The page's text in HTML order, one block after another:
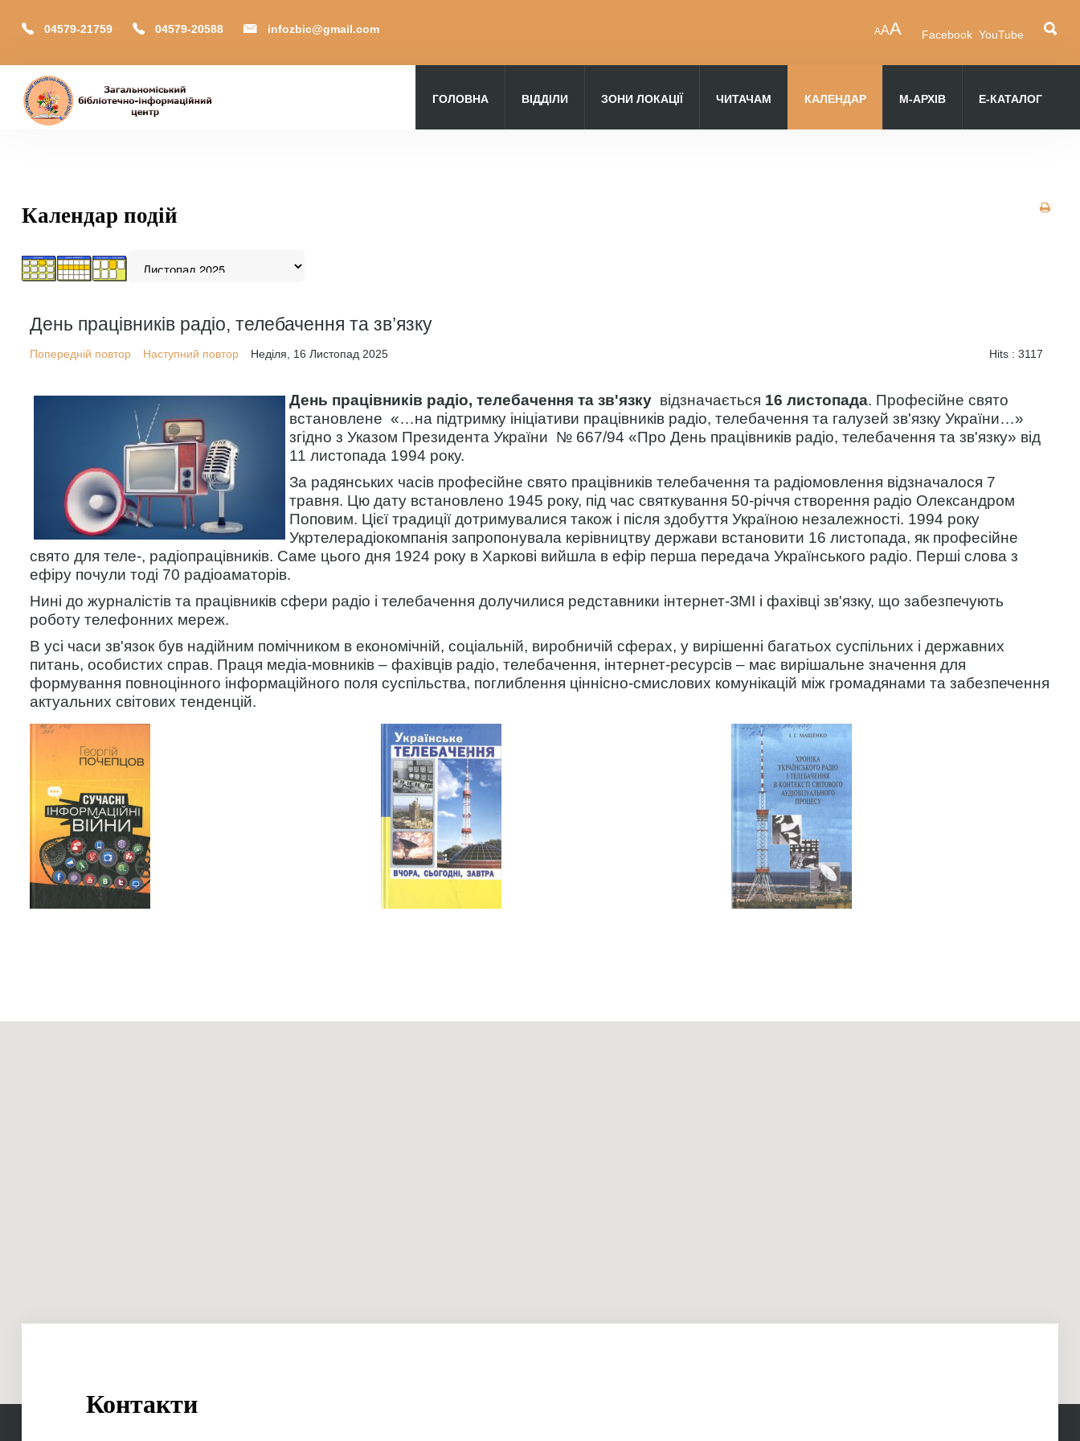
Головна
Читачам
М-Архів
Е-Каталог
04579-21759 04579-20588 infozbic@gmail.com
Пошук
Facebook YouTube
AAA
ГОЛОВНА ВІДДІЛИ ЗОНИ ЛОКАЦІЇ ЧИТАЧАМ КАЛЕНДАР М-АРХІВ Е-КАТАЛОГ
Календар подій
День працівників радіо, телебачення та зв’язку
Неділя, 16 Листопад 2025
Попередній повтор Наступний повтор Hits : 3117
День працівників радіо, телебачення та зв'язкувідзначається 16 листопада. Професійне свято
встановлене «…на підтримку ініціативи працівників радіо, телебачення та галузей зв'язку України…»
згідно з Указом Президента України № 667/94 «Про День працівників радіо, телебачення та зв'язку» від
11 листопада 1994 року.
За радянських часів професійне свято працівників телебачення та радіомовлення відзначалося 7
травня. Цю дату встановлено 1945 року, під час святкування 50-річчя створення радіо Олександром
Поповим. Цієї традиції дотримувалися також і після здобуття Україною незалежності. 1994 року
Укртелерадіокомпанія запропонувала керівництву держави встановити 16 листопада, як професійне
свято для теле-, радіопрацівників. Саме цього дня 1924 року в Харкові вийшла в ефір перша передача Українського радіо. Перші слова з
ефіру почули тоді 70 радіоаматорів.
Нині до журналістів та працівників сфери радіо і телебачення долучилися редставники інтернет-ЗМІ і фахівці зв'язку, що забезпечують
роботу телефонних мереж.
В усі часи зв'язок був надійним помічником в економічній, соціальній, виробничій сферах, у вирішенні багатьох суспільних і державних
питань, особистих справ. Праця медіа-мовників – фахівців радіо, телебачення, інтернет-ресурсів – має вирішальне значення для
формування повноцінного інформаційного поля суспільства, поглиблення ціннісно-смислових комунікацій між громадянами та забезпечення
актуальних світових тенденцій.
Контакти